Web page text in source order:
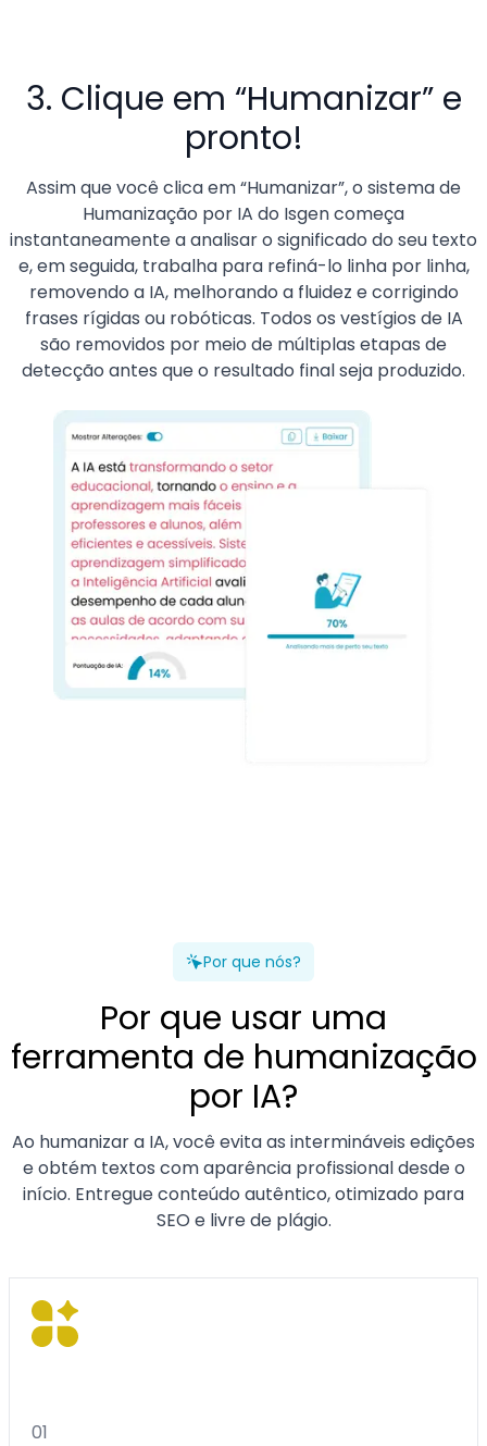
3. Clique em “Humanizar” e
pronto!
Assim que você clica em “Humanizar”, o sistema de
Humanização por IA do Isgen começa
instantaneamente a analisar o significado do seu texto
e, em seguida, trabalha para refiná-lo linha por linha,
removendo a IA, melhorando a fluidez e corrigindo
frases rígidas ou robóticas. Todos os vestígios de IA
são removidos por meio de múltiplas etapas de
detecção antes que o resultado final seja produzido.
Por que nós?
Por que usar uma
ferramenta de humanização
por IA?
Ao humanizar a IA, você evita as intermináveis ​​edições
e obtém textos com aparência profissional desde o
início. Entregue conteúdo autêntico, otimizado para
SEO e livre de plágio.
01